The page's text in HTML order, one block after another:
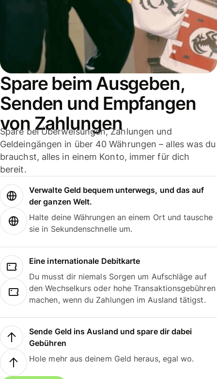
Spare beim Ausgeben,
Senden und Empfangen
von Zahlungen
Spare bei Überweisungen, Zahlungen und
Geldeingängen in über 40 Währungen – alles was du
brauchst, alles in einem Konto, immer für dich
bereit.
Verwalte Geld bequem unterwegs, und das auf
der ganzen Welt.
Halte deine Währungen an einem Ort und tausche
sie in Sekundenschnelle um.
Eine internationale Debitkarte
Du musst dir niemals Sorgen um Aufschläge auf
den Wechselkurs oder hohe Transaktionsgebühren
machen, wenn du Zahlungen im Ausland tätigst.
Sende Geld ins Ausland und spare dir dabei
Gebühren
Hole mehr aus deinem Geld heraus, egal wo.